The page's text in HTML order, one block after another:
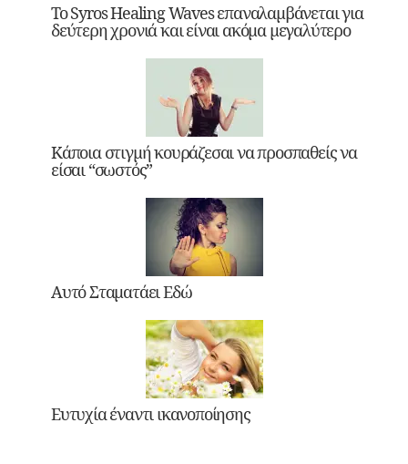
Το Syros Healing Waves επαναλαμβάνεται για
δεύτερη χρονιά και είναι ακόμα μεγαλύτερο
Κάποια στιγμή κουράζεσαι να προσπαθείς να
είσαι “σωστός”
Αυτό Σταματάει Εδώ
Ευτυχία έναντι ικανοποίησης